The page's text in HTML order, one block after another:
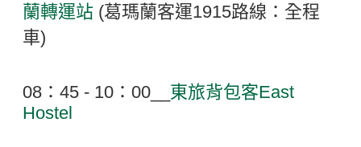
蘭轉運站 (葛瑪蘭客運1915路線：全程
車)
08：45 - 10：00__ 東旅背包客East
Hostel